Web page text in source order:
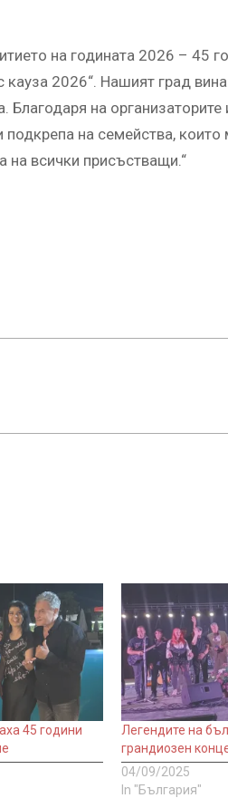
на годината 2026 – 45
кауза 2026“. Нашият град
на организаторите
на семейства, които
на всички присъстващи.“
45 години
Легендите на
грандиозен
04/09/2025
In "България"